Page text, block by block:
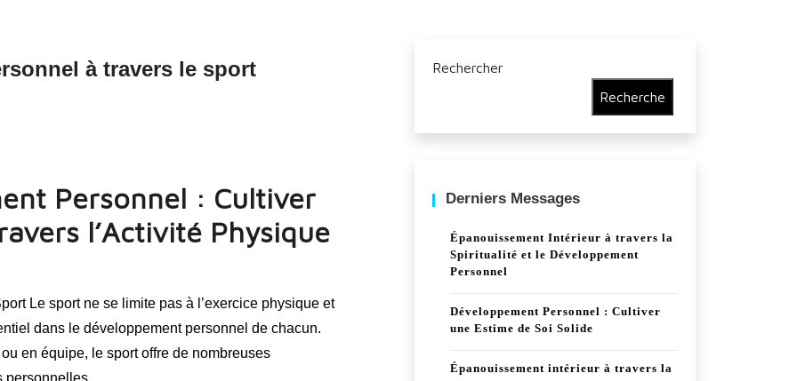
à travers le sport
Personnel : Cultiver
l’Activité Physique
Le sport ne se limite pas à l’exercice physique et
dans le développement personnel de chacun.
en équipe, le sport offre de nombreuses
personnelles…
Rechercher
Recherche
Derniers Messages
Épanouissement Intérieur à travers la
Spiritualité et le Développement
Personnel
Développement Personnel : Cultiver
une Estime de Soi Solide
Épanouissement intérieur à travers la